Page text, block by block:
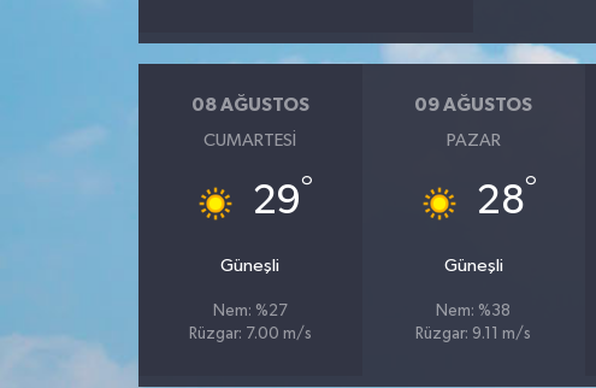
08 AĞUSTOS
CUMARTESI
29°
Güneşli
Nem: %27
Rüzgar: 7.00 m/s
09 AĞUSTOS
PAZAR
28°
Güneşli
Nem: %38
Rüzgar: 9.11 m/s